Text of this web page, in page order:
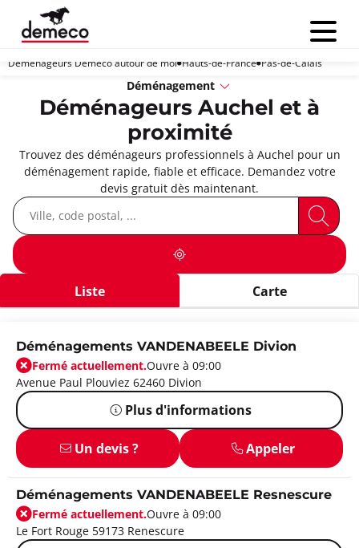
Menu
Déménageurs Demeco autour de moi Hauts-de-France Pas-de-Calais
Déménagement
Déménageurs Auchel et à
proximité
Trouvez des déménageurs professionnels à Auchel pour un
déménagement rapide, fiable et efficace. Demandez votre
devis gratuit dès maintenant.
Liste Carte
Déménagements VANDENABEELE Divion
Fermé actuellement.Ouvre à 09:00
Avenue Paul Plouviez 62460 Divion
Plus d'informations
Un devis ? Appeler
Déménagements VANDENABEELE Resnescure
Fermé actuellement.Ouvre à 09:00
Le Fort Rouge 59173 Renescure